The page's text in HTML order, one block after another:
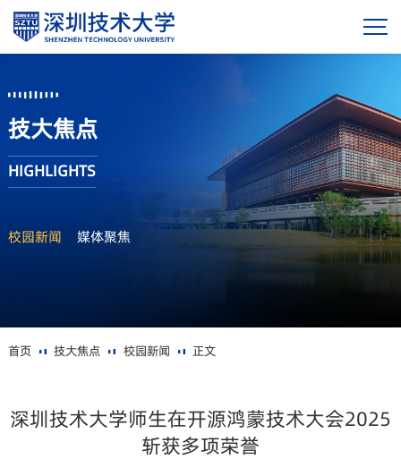
技大焦点
HIGHLIGHTS
校园新闻 媒体聚焦
首页 技大焦点 校园新闻 正文
深圳技术大学师生在开源鸿蒙技术大会2025
斩获多项荣誉